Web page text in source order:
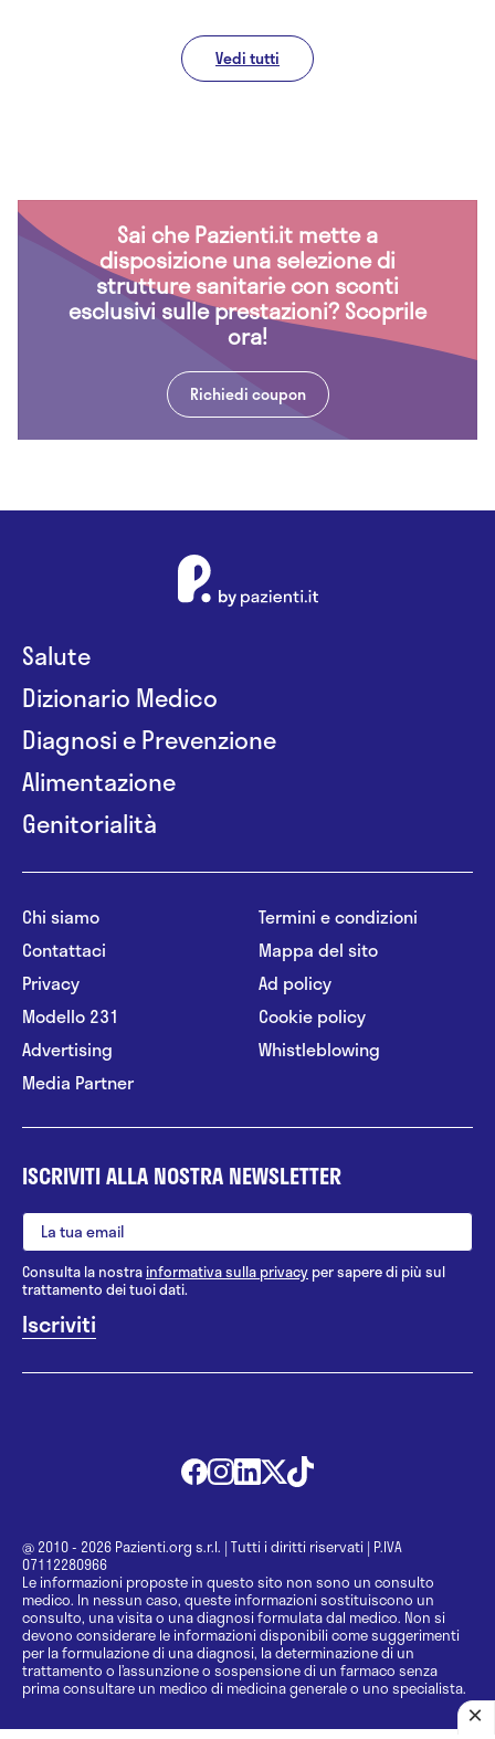
Vedi tutti
Sai che Pazienti.it mette a
disposizione una selezione di
strutture sanitarie con sconti
esclusivi sulle prestazioni? Scoprile
ora!
Richiedi coupon
Salute
Dizionario Medico
Diagnosi e Prevenzione
Alimentazione
Genitorialità
Chi siamo
Contattaci
Privacy
Modello 231
Advertising
Media Partner
Termini e condizioni
Mappa del sito
Ad policy
Cookie policy
Whistleblowing
ISCRIVITI ALLA NOSTRA NEWSLETTER
Consulta la nostrainformativa sulla privacy per sapere di più sul
trattamento dei tuoi dati.
@ 2010 - 2026 Pazienti.org s.r.l. | Tutti i diritti riservati | P.IVA
07112280966
Le informazioni proposte in questo sito non sono un consulto
medico. In nessun caso, queste informazioni sostituiscono un
consulto, una visita o una diagnosi formulata dal medico. Non si
devono considerare le informazioni disponibili come suggerimenti
per la formulazione di una diagnosi, la determinazione di un
trattamento o l’assunzione o sospensione di un farmaco senza
prima consultare un medico di medicina generale o uno specialista.